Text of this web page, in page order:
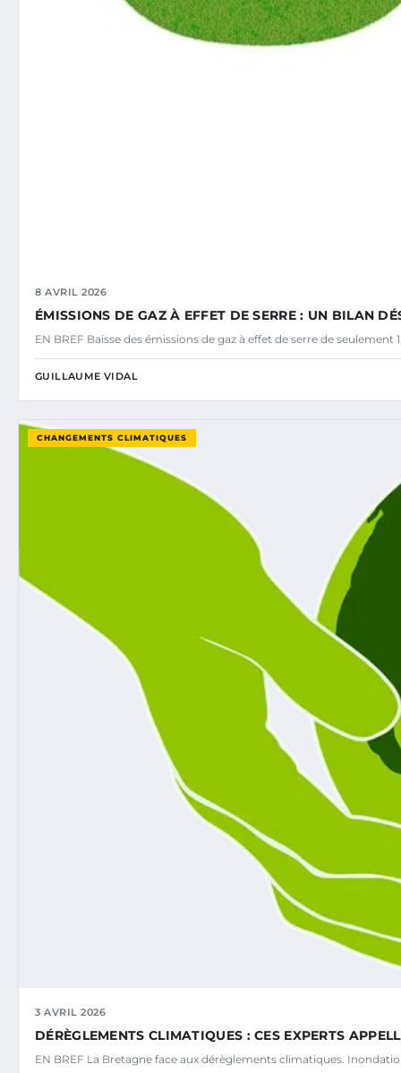
8 AVRIL 2026
ÉMISSIONS DE GAZ À EFFET DE SERRE : UN BILAN
EN BREF Baisse des émissions de gaz à effet de serre de seulement
GUILLAUME VIDAL
CHANGEMENTS CLIMATIQUES
3 AVRIL 2026
DÉRÈGLEMENTS CLIMATIQUES : CES EXPERTS
EN BREF La Bretagne face aux dérèglements climatiques.